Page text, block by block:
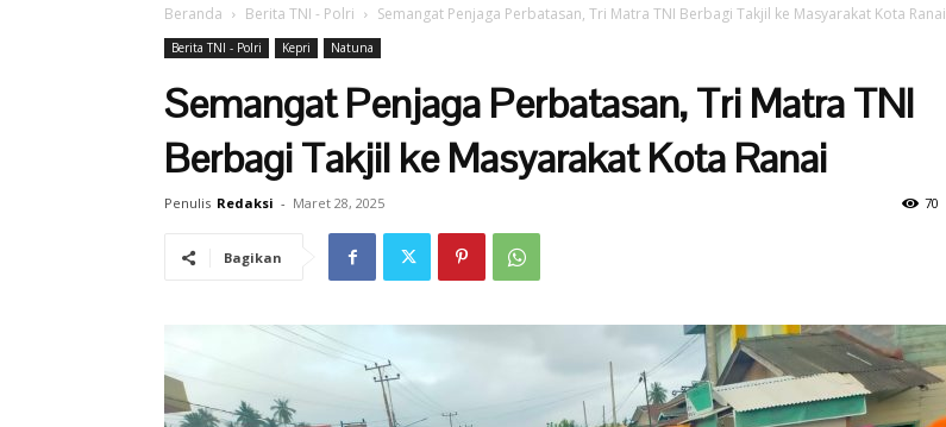
Beranda Berita TNI - Polri Semangat Penjaga Perbatasan, Tri Matra TNI Berbagi Takjil ke Masyarakat Kota Ranai
Berita TNI - Polri Kepri Natuna
Semangat Penjaga Perbatasan, Tri Matra TNI
Berbagi Takjil ke Masyarakat Kota Ranai
Penulis Redaksi - Maret 28, 2025 70
Bagikan